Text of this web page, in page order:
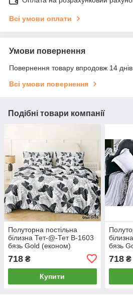
Всі умови оплати
Умови повернення
Повернення товару впродовж 14
Всі умови повернення
Подібні товари компанії
Полуторна постільна
білизна Тет-@-Тет В-1603
бязь Gold (економ)
718 ₴
Купити
бязь
718₴